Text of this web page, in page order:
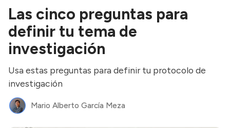
Las cinco preguntas para
definir tu tema de
investigación
Usa estas preguntas para definir tu protocolo de
investigación
Mario Alberto García Meza